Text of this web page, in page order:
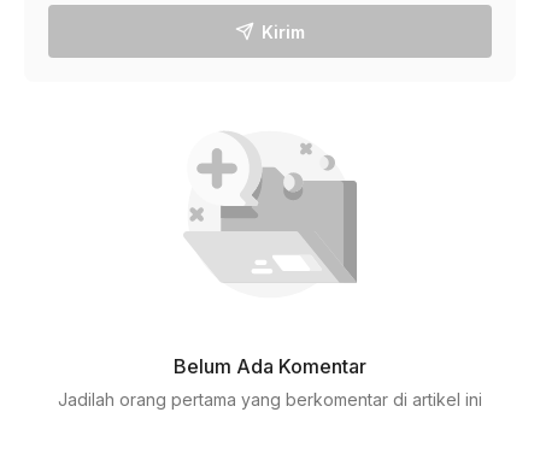
Kirim
Belum Ada Komentar
Jadilah orang pertama yang berkomentar di artikel ini